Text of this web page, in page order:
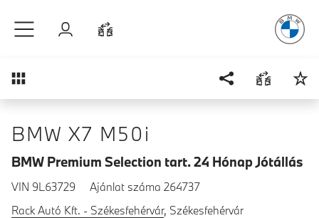
Bejelentkezés
Áttekintés
BMW X7 M50i
BMW Premium Selection tart. 24 Hónap Jótállás
VIN 9L63729
Ajánlat száma 264737
Rack Autó Kft. - Székesfehérvár, Székesfehérvár